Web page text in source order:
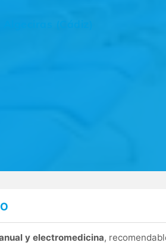
y electromedicina,